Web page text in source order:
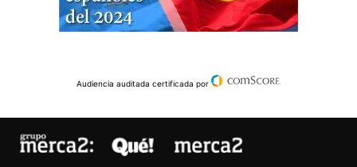
Audiencia auditada certificada por